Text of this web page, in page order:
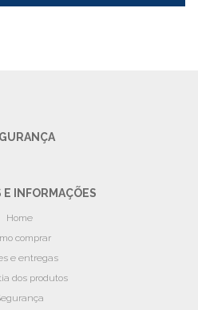
E INFORMAÇÕES
Home
comprar
e entregas
dos produtos